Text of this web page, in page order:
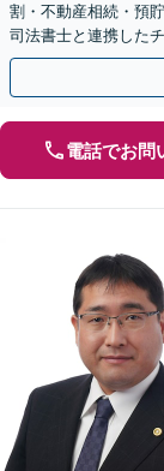
割・不動産相続・預
司法書士と連携した
ート。電話・WEB面
電話でお問